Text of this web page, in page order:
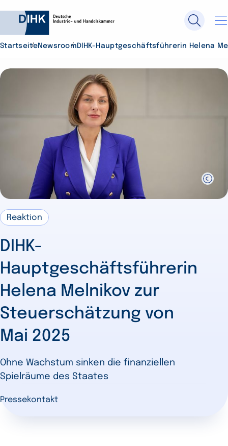
StartseiteNewsroom DIHK-Hauptgeschäftsführerin Helena
Reaktion
DIHK-
Hauptgeschäftsführerin
Helena Melnikov zur
Steuerschätzung von
Mai 2025
Ohne Wachstum sinken die finanziellen
Spielräume des Staates
Pressekontakt